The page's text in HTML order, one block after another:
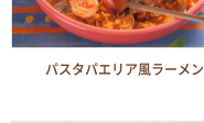
パスタパエリア風ラーメン